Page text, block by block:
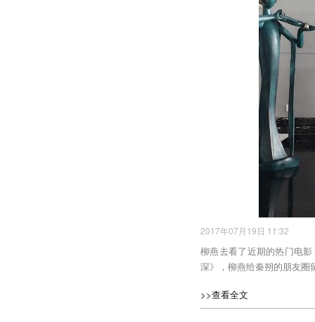
2017年07月19日 11:32
柳燕去看了近期的热门电
深》，柳燕给秦朔的朋友圈
>>查看全文